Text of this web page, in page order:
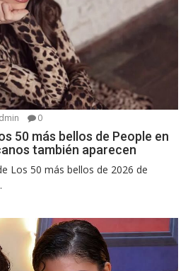
0
50 más bellos de People en
también aparecen
Los 50 más bellos de 2026 de